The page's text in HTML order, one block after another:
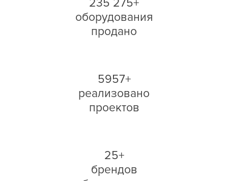
235 275+
оборудования
продано
5957+
реализовано
проектов
25+
брендов